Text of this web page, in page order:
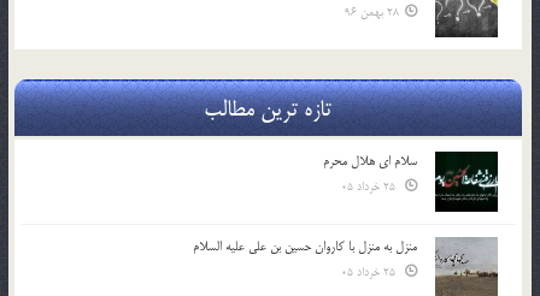
28 بهمن 96
تازه ترین مطالب
سلام ای هلال محرم
منزل به منزل با کاروان حسین بن علی علیه السلام